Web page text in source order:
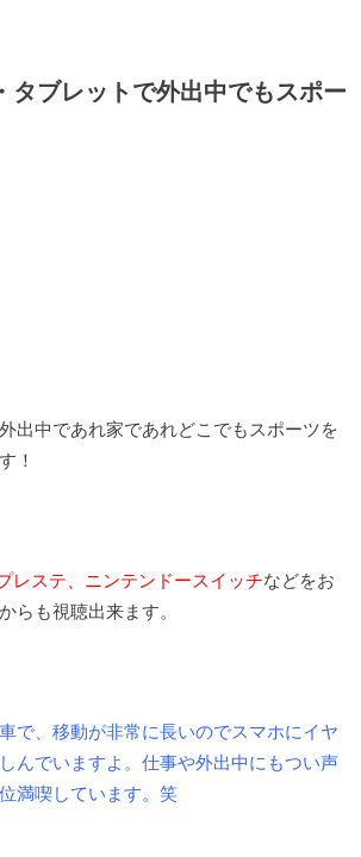
タブレットで外出中でもスポー
出中であれ家であれどこでもスポーツを
！
レステ、ニンテンドースイッチなどをお
らも視聴出来ます。
で、移動が非常に長いのでスマホにイヤ
んでいますよ。仕事や外出中にもつい声
満喫しています。笑